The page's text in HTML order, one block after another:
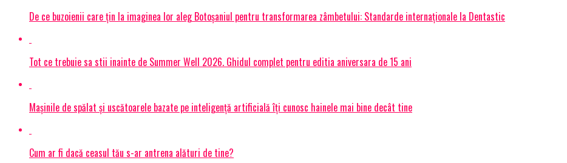
De ce buzoienii care țin la imaginea lor aleg Botoșaniul pentru transformarea zâmbetului: Standarde internaționale la Dentastic
Tot ce trebuie sa stii inainte de Summer Well 2026. Ghidul complet pentru editia aniversara de 15 ani
Mașinile de spălat și uscătoarele bazate pe inteligență artificială îți cunosc hainele mai bine decât tine
Cum ar fi dacă ceasul tău s-ar antrena alături de tine?